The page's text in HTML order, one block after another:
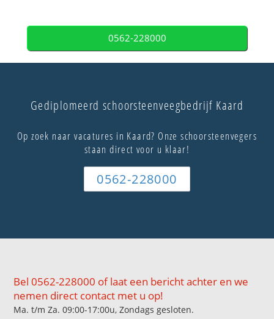
0562-228000
Gediplomeerd schoorsteenveegbedrijf Kaard
Op zoek naar vacatures in Kaard? Onze schoorsteenvegers
staan direct voor u klaar!
0562-228000
Bel 0562-228000 of laat een bericht achter en we
nemen direct contact met u op!
Ma. t/m Za. 09:00-17:00u, Zondags gesloten.